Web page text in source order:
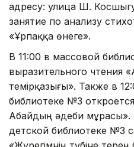
адресу: улица Ш.
занятие по анализу
«Ұрпаққа өнеге».
В 11:00 в массовой
выразительного чтения
темірқазығы». Также в
библиотеке №3
Абайдың әдеби
детской библиотеке №3